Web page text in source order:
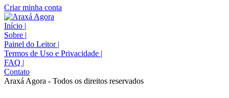
Criar minha conta
Início |
Sobre |
Painel do Leitor |
Termos de Uso e Privacidade |
FAQ |
Contato
Araxá Agora - Todos os direitos reservados